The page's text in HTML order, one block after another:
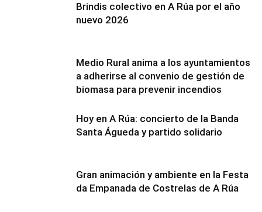
Brindis colectivo en A Rúa por el año
nuevo 2026
Medio Rural anima a los ayuntamientos
a adherirse al convenio de gestión de
biomasa para prevenir incendios
Hoy en A Rúa: concierto de la Banda
Santa Águeda y partido solidario
Gran animación y ambiente en la Festa
da Empanada de Costrelas de A Rúa